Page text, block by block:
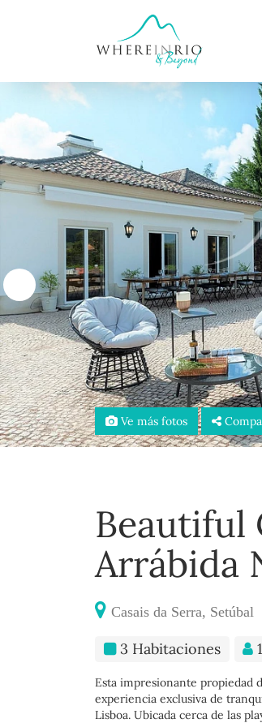
Ve más fotos
Beautiful
Arrábida
Casais da Serra, Setúbal
3 Habitaciones
Esta impresionante propiedad
experiencia exclusiva de
Lisboa. Ubicada cerca de las